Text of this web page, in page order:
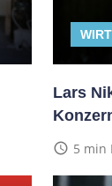
Lars
access_time 5 min